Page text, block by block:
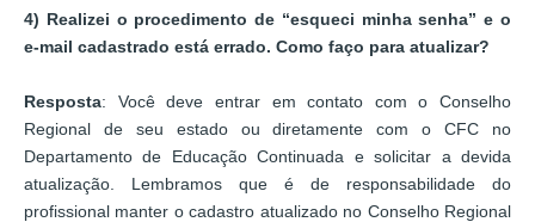
4) Realizei o procedimento de “esqueci minha senha” e o
e-mail cadastrado está errado. Como faço para atualizar?
Resposta: Você deve entrar em contato com o Conselho
Regional de seu estado ou diretamente com o CFC no
Departamento de Educação Continuada e solicitar a devida
atualização. Lembramos que é de responsabilidade do
profissional manter o cadastro atualizado no Conselho Regional